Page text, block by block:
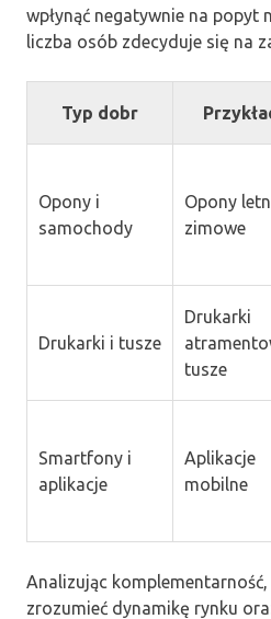
wpłynąć negatywnie na popyt
liczba osób zdecyduje się na
Typ dobr
Opony i
samochody
Opony
zimowe
Drukarki i tusze
Drukarki
tusze
Smartfony i
aplikacje
Aplikacje
mobilne
Analizując
zrozumieć dynamikę rynku